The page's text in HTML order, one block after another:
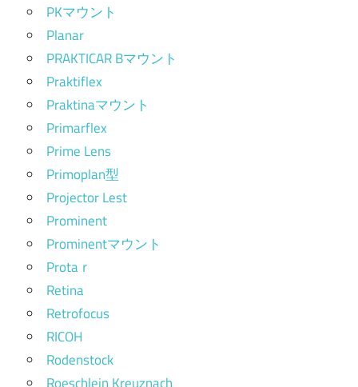
PKマウント
Planar
PRAKTICAR Bマウント
Praktiflex
Praktinaマウント
Primarflex
Prime Lens
Primoplan型
Projector Lest
Prominent
Prominentマウント
Protaｒ
Retina
Retrofocus
RICOH
Rodenstock